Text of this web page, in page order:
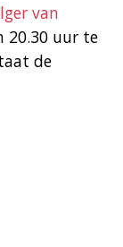
van
20.30 uur te
de